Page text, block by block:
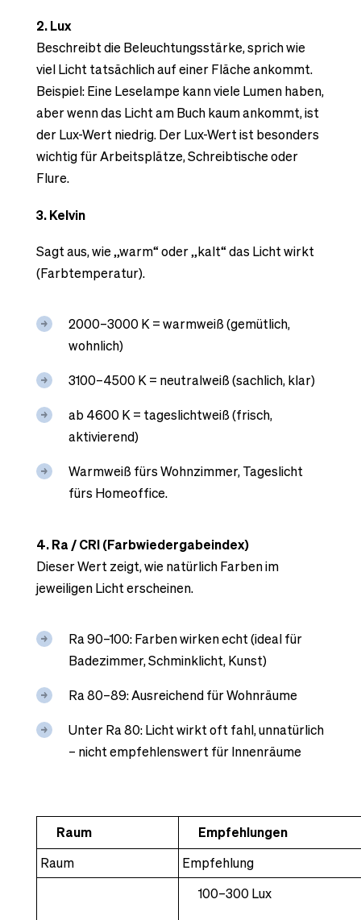
2. Lux
Beschreibt die Beleuchtungsstärke, sprich wie
viel Licht tatsächlich auf einer Fläche ankommt.
Beispiel: Eine Leselampe kann viele Lumen haben,
aber wenn das Licht am Buch kaum ankommt, ist
der Lux-Wert niedrig. Der Lux-Wert ist besonders
wichtig für Arbeitsplätze, Schreibtische oder
Flure.
3. Kelvin
Sagt aus, wie „warm“ oder „kalt“ das Licht wirkt
(Farbtemperatur).
2000–3000 K = warmweiß (gemütlich,
wohnlich)
3100–4500 K = neutralweiß (sachlich, klar)
ab 4600 K = tageslichtweiß (frisch,
aktivierend)
Warmweiß fürs Wohnzimmer, Tageslicht
fürs Homeoffice.
4. Ra / CRI (Farbwiedergabeindex)
Dieser Wert zeigt, wie natürlich Farben im
jeweiligen Licht erscheinen.
Ra 90–100: Farben wirken echt (ideal für
Badezimmer, Schminklicht, Kunst)
Ra 80–89: Ausreichend für Wohnräume
Unter Ra 80: Licht wirkt oft fahl, unnatürlich
– nicht empfehlenswert für Innenräume
Raum
Empfehlungen
Raum
Empfehlung
100–300 Lux